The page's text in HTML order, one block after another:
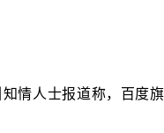
情人士报道称，百度